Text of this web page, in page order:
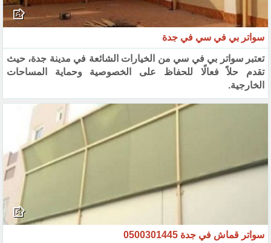
سواتر بي في سي في جدة
تعتبر سواتر بي في سي من الخيارات الشائعة في مدينة جدة، حيث
تقدم حلاً فعالًا للحفاظ على الخصوصية وحماية المساحات
الخارجية.
سواتر قماش في جدة 0500301445